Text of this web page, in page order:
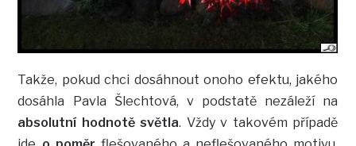
Takže, pokud chci dosáhnout onoho efektu, jakého
dosáhla Pavla Šlechtová, v podstatě nezáleží na
absolutní hodnotě světla. Vždy v takovém případě